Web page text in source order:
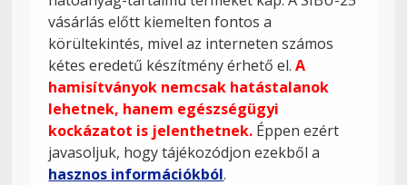
vásárlás előtt kiemelten fontos a
körültekintés, mivel az interneten számos
kétes eredetű készítmény érhető el.A
hamisítványok nemcsak hatástalanok
lehetnek, hanem egészségügyi
kockázatot is jelenthetnek. Éppen ezért
javasoljuk, hogy tájékozódjon ezekből a
hasznos információkból.